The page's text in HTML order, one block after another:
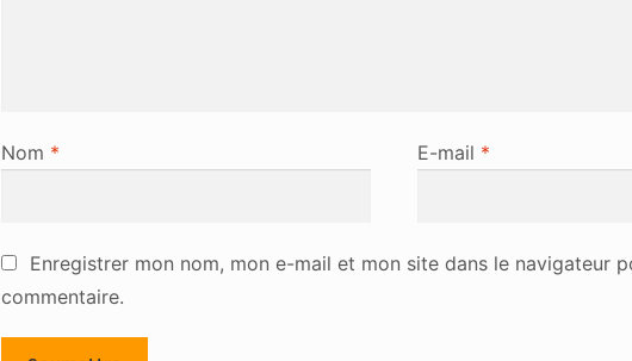
Nom * E-mail *
Enregistrer mon nom, mon e-mail et mon site dans le navigateur
commentaire.